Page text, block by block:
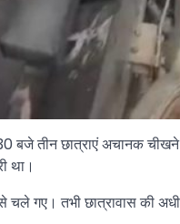
बजे तीन छात्राएं अचानक
था।
तभी छात्रावास की